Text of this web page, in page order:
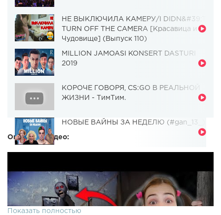
НЕ ВЫКЛЮЧИЛА КАМЕРУ/I DIDN&#39;T
TURN OFF THE CAMERA [Красавица и
Чудовище] (Выпуск 110)
MILLION JAMOASI KONSERT DASTURI
2019
КОРОЧЕ ГОВОРЯ, CS:GO В РЕАЛЬНОЙ
ЖИЗНИ - ТимТим.
НОВЫЕ ВАЙНЫ ЗА НЕДЕЛЮ (#gan_13_)
Описание видео:
Показать полностью